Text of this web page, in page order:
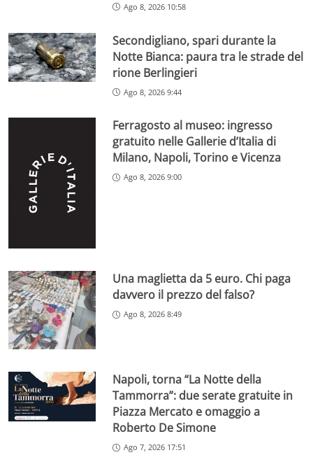
Ago 8, 2026 10:58
Secondigliano, spari durante la
Notte Bianca: paura tra le strade del
rione Berlingieri
Ago 8, 2026 9:44
Ferragosto al museo: ingresso
gratuito nelle Gallerie d’Italia di
Milano, Napoli, Torino e Vicenza
Ago 8, 2026 9:00
Una maglietta da 5 euro. Chi paga
davvero il prezzo del falso?
Ago 8, 2026 8:49
Napoli, torna “La Notte della
Tammorra”: due serate gratuite in
Piazza Mercato e omaggio a
Roberto De Simone
Ago 7, 2026 17:51